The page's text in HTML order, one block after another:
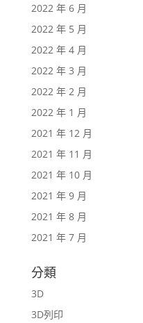
2022 年 6 月
2022 年 5 月
2022 年 4 月
2022 年 3 月
2022 年 2 月
2022 年 1 月
2021 年 12 月
2021 年 11 月
2021 年 10 月
2021 年 9 月
2021 年 8 月
2021 年 7 月
分類
3D
3D列印